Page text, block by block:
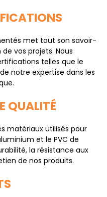
met tout son savoir-
vos projets. Nous
telles que le
de notre expertise dans les
QUALITÉ
matériaux utilisés pour
et le PVC de
la résistance aux
de nos produits.